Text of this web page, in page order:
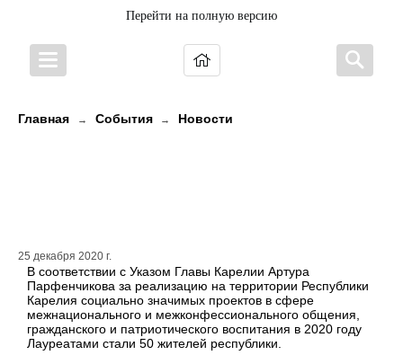
Перейти на полную версию
Главная → События → Новости
25 декабря 2020 г.
В соответствии с Указом Главы Карелии Артура
Парфенчикова за реализацию на территории Республики
Карелия социально значимых проектов в сфере
межнационального и межконфессионального общения,
гражданского и патриотического воспитания в 2020 году
Лауреатами стали 50 жителей республики.